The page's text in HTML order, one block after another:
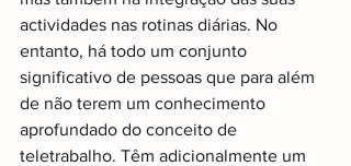
actividades nas rotinas diárias. No
entanto, há todo um conjunto
significativo de pessoas que para além
de não terem um conhecimento
aprofundado do conceito de
teletrabalho. Têm adicionalmente um